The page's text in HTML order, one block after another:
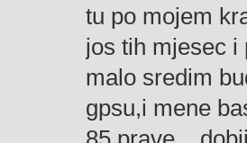
tu po mojem
jos tih mjesec i
malo sredim
gpsu,i mene